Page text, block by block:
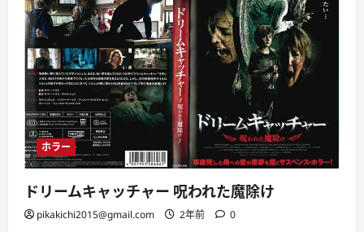
ホラー
ドリームキャッチャー 呪われた魔除け
pikakichi2015@gmail.com 2年前 0